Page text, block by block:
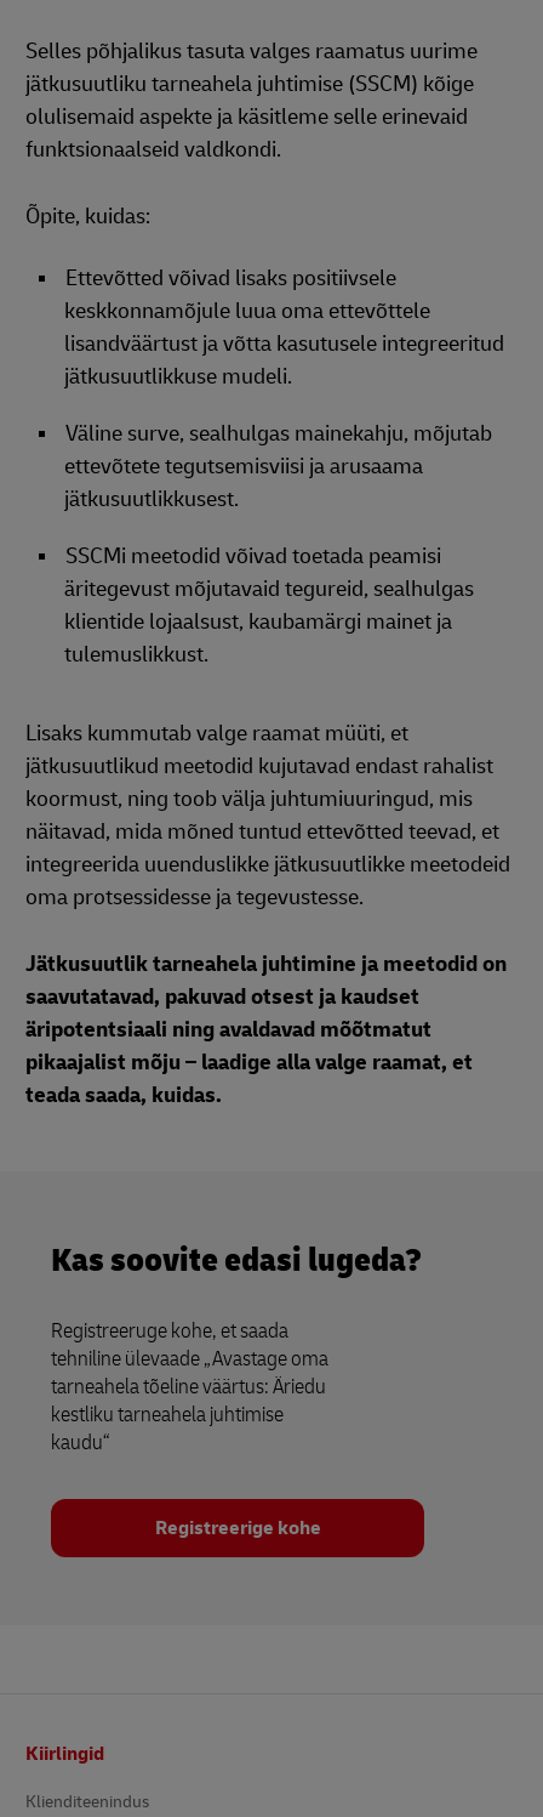
Selles põhjalikus tasuta valges raamatus uurime
jätkusuutliku tarneahela juhtimise (SSCM) kõige
olulisemaid aspekte ja käsitleme selle erinevaid
funktsionaalseid valdkondi.
Õpite, kuidas:
Ettevõtted võivad lisaks positiivsele
keskkonnamõjule luua oma ettevõttele
lisandväärtust ja võtta kasutusele integreeritud
jätkusuutlikkuse mudeli.
Väline surve, sealhulgas mainekahju, mõjutab
ettevõtete tegutsemisviisi ja arusaama
jätkusuutlikkusest.
SSCMi meetodid võivad toetada peamisi
äritegevust mõjutavaid tegureid, sealhulgas
klientide lojaalsust, kaubamärgi mainet ja
tulemuslikkust.
Lisaks kummutab valge raamat müüti, et
jätkusuutlikud meetodid kujutavad endast rahalist
koormust, ning toob välja juhtumiuuringud, mis
näitavad, mida mõned tuntud ettevõtted teevad, et
integreerida uuenduslikke jätkusuutlikke meetodeid
oma protsessidesse ja tegevustesse.
Jätkusuutlik tarneahela juhtimine ja meetodid on
saavutatavad, pakuvad otsest ja kaudset
äripotentsiaali ning avaldavad mõõtmatut
pikaajalist mõju – laadige alla valge raamat, et
teada saada, kuidas.
Kas soovite edasi lugeda?
Registreeruge kohe, et saada
tehniline ülevaade „Avastage oma
tarneahela tõeline väärtus: Äriedu
kestliku tarneahela juhtimise
kaudu“
Registreerige kohe
Kiirlingid
Klienditeenindus